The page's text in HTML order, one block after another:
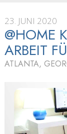
23. JUNI 2020
@HOME
ARBEIT
ATLANTA,